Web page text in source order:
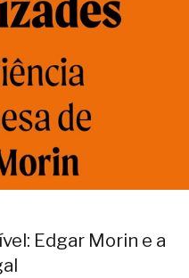
Edgar Morin e a